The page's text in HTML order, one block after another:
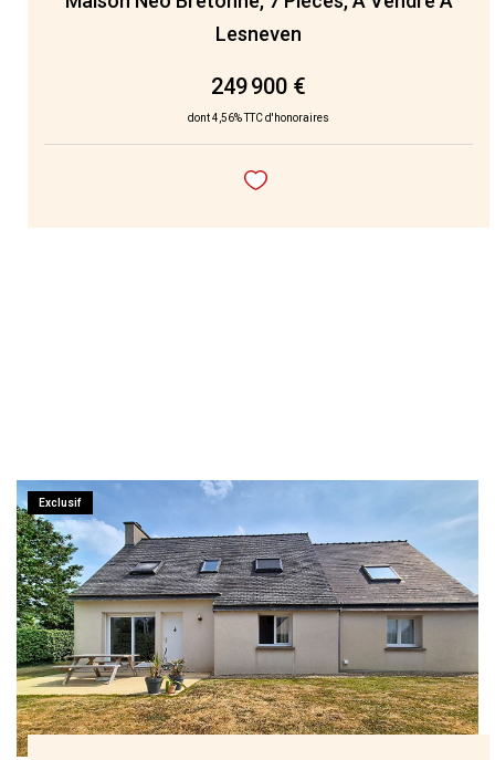
Lesneven
249 900 €
dont 4,56% TTC d'honoraires
Exclusif